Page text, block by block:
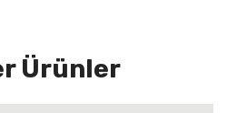
Ürünler